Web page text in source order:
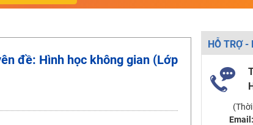
đề: Hình học không gian (Lớp
HỖ TRỢ -
Email: